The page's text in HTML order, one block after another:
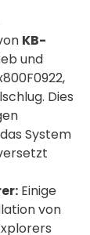
KB-
und
Dies
System
Einige
von